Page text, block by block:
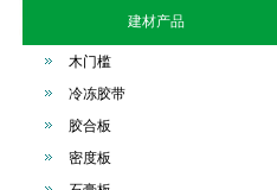
建材产品
木门槛
冷冻胶带
胶合板
密度板